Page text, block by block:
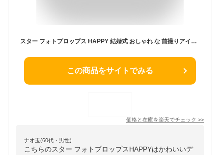
スター フォトプロップス HAPPY 結婚式 おしゃれ な 前撮りアイテム小道具 ウェディング 結婚 受付 ウェルカムスペース の 飾り 飾りつけ にも 素敵 星型 星 モチーフ で かわいい フォトプロップス は 誕生日 や パーティーにも 【ネコポス便 送料無料】
この商品をサイトでみる
価格と在庫を楽天でチェック >>
ナオ玉(60代・男性)
こちらのスター フォトプロップスHAPPYはかわいいデ